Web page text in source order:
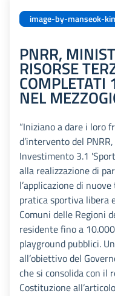
image-by-manseok-
PNRR,
RISORSE
NEL
“Iniziano a dare i loro
d’intervento del
Investimento 3.1
alla realizzazione di
l’applicazione di
pratica sportiva libera
Comuni delle Regioni
residente fino a
playground pubblici.
all’obiettivo del
che si consolida con il
Costituzione